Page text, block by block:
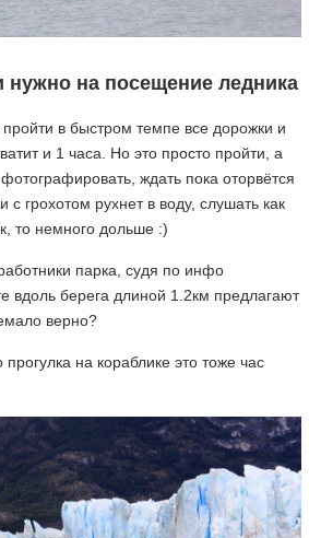
нужно на посещение ледника
пройти в быстром темпе все дорожки и
и 1 часа. Но это просто пройти, а
ждать пока оторвётся
с грохотом рухнет в воду, слушать как
то немного дольше :)
парка, судя по инфо
вдоль берега длиной 1.2км предлагают
верно?
на кораблике это тоже час